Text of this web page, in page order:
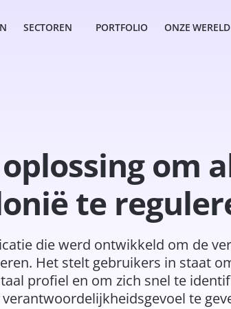
SECTOREN PORTFOLIO ONZE WERELD
om
te
die werd ontwikkeld om de
Het stelt gebruikers in staat
profiel en om zich snel te
te